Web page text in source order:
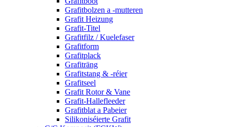
Grafitbolzen a -mutteren
Grafit Heizung
Grafit-Titel
Grafitfilz / Kuelefaser
Grafitform
Grafitplack
Grafiträng
Grafitstang & -réier
Grafitseel
Grafit Rotor & Vane
Grafit-Hallefleeder
Grafitblat a Pabeier
Silikoniséierte Grafit